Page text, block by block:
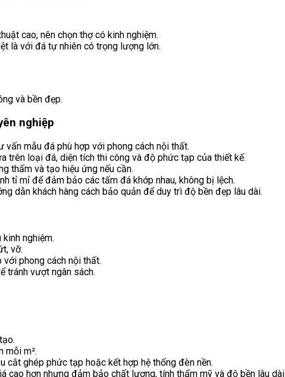
cao, nên chọn thợ có kinh nghiệm.
là với đá tự nhiên có trọng lượng lớn.
và bền đẹp.
nghiệp
mẫu đá phù hợp với phong cách nội thất.
trên loại đá, diện tích thi công và độ phức tạp của thiết kế.
thấm và tạo hiệu ứng nếu cần.
tỉ mỉ để đảm bảo các tấm đá khớp nhau, không bị lệch.
dẫn khách hàng cách bảo quản để duy trì độ bền đẹp lâu dài.
nghiệm.
vỡ.
với phong cách nội thất.
tránh vượt ngân sách.
mỗi m².
cắt ghép phức tạp hoặc kết hợp hệ thống đèn nền.
cao hơn nhưng đảm bảo chất lượng, tính thẩm mỹ và độ bền lâu dài